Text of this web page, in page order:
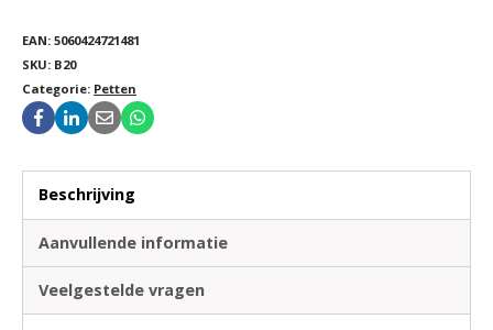
EAN: 5060424721481
SKU: B20
Categorie: Petten
Beschrijving
Aanvullende informatie
Veelgestelde vragen